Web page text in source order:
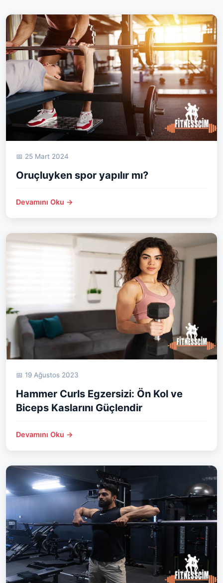
📅 25 Mart 2024
Oruçluyken spor yapılır mı?
Devamını Oku →
📅 19 Ağustos 2023
Hammer Curls Egzersizi: Ön Kol ve
Biceps Kaslarını Güçlendir
Devamını Oku →